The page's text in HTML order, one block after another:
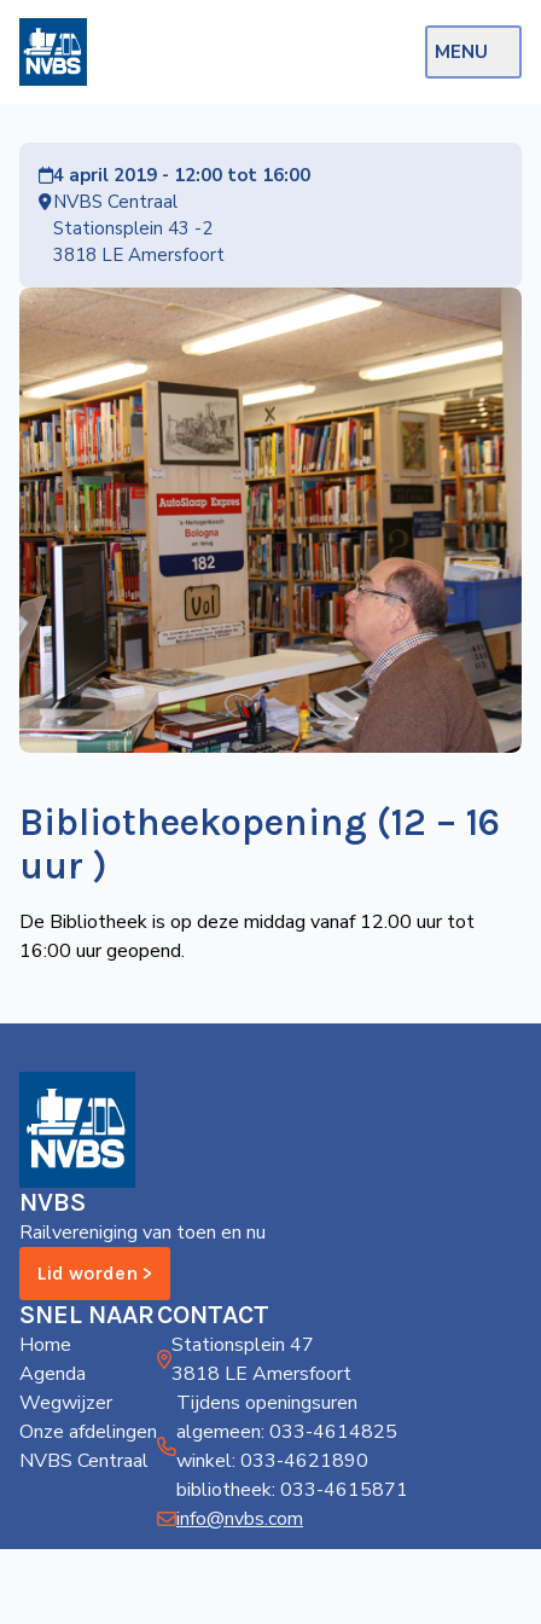
MENU
Op de Rails
NVBS Actueel
Afdelingen
Excursies
Actueel
Ons
aanbod
Over
de
NVBS
Wegwijzer
Mijn
NVBS
4 april 2019 - 12:00 tot 16:00
NVBS Centraal
Stationsplein 43 -2
3818 LE Amersfoort
Bibliotheekopening (12 – 16
uur )
De Bibliotheek is op deze middag vanaf 12.00 uur tot
16:00 uur geopend.
NVBS
Railvereniging van toen en nu
Lid worden >
SNEL NAAR
Home
Agenda
Wegwijzer
Onze afdelingen
NVBS Centraal
CONTACT
Stationsplein 47
3818 LE Amersfoort
Tijdens openingsuren
algemeen: 033-4614825
winkel: 033-4621890
bibliotheek: 033-4615871
info@nvbs.com